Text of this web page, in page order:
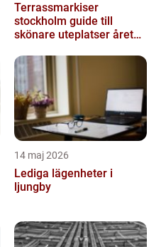
Terrassmarkiser
stockholm guide till
skönare uteplatser året
14 maj 2026
Lediga lägenheter i
ljungby